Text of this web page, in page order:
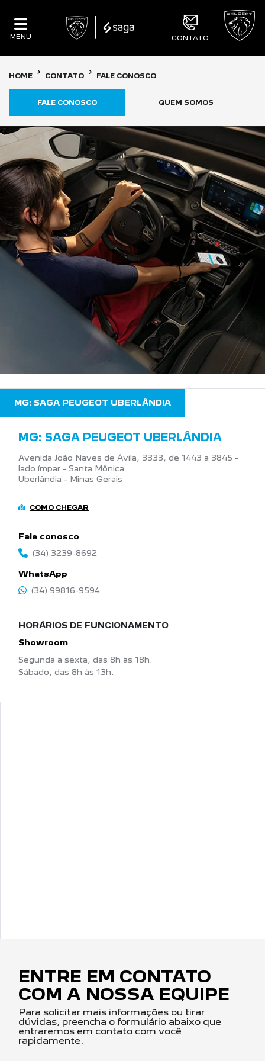
MENU CONTATO
HOME CONTATO FALE CONOSCO
QUEM SOMOS
FALE CONOSCO
MG: SAGA PEUGEOT UBERLÂNDIA
MG: SAGA PEUGEOT UBERLÂNDIA
Avenida João Naves de Ávila, 3333, de 1443 a 3845 -
lado ímpar - Santa Mônica
Uberlândia - Minas Gerais
COMO CHEGAR
Fale conosco
(34) 3239-8692
WhatsApp
(34) 99816-9594
HORÁRIOS DE FUNCIONAMENTO
Showroom
Segunda a sexta, das 8h às 18h.
Sábado, das 8h às 13h.
ENTRE EM CONTATO
COM A NOSSA EQUIPE
Para solicitar mais informações ou tirar
dúvidas, preencha o formulário abaixo que
entraremos em contato com você
rapidamente.